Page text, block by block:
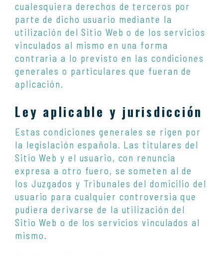
cualesquiera derechos de terceros por
parte de dicho usuario mediante la
utilización del Sitio Web o de los servicios
vinculados al mismo en una forma
contraria a lo previsto en las condiciones
generales o particulares que fueran de
aplicación.
Ley aplicable y jurisdicción
Estas condiciones generales se rigen por
la legislación española. Las titulares del
Sitio Web y el usuario, con renuncia
expresa a otro fuero, se someten al de
los Juzgados y Tribunales del domicilio del
usuario para cualquier controversia que
pudiera derivarse de la utilización del
Sitio Web o de los servicios vinculados al
mismo.